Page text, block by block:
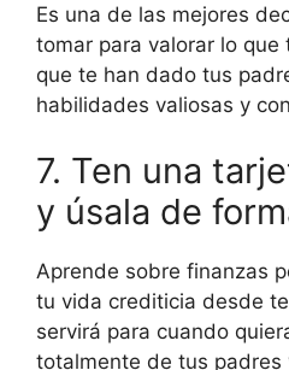
Es una de las mejores
tomar para valorar lo
que te han dado tus
habilidades valiosas y
7. Ten una
y úsala de
Aprende sobre finanzas
tu vida crediticia desde
servirá para cuando
totalmente de tus padres